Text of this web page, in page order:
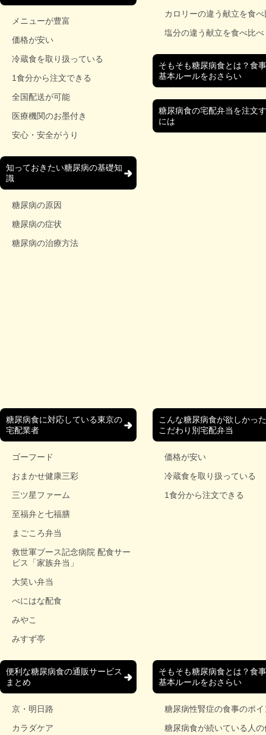
メニューが豊富
価格が安い
冷蔵食を取り扱っている
1食分から注文できる
全国配送が可能
医療機関のお墨付き
安心・安全がうり
知っておきたい糖尿病の基礎知
識
糖尿病の原因
糖尿病の症状
糖尿病の治療方法
カロリーの違う献立を食
塩分の違う献立を食べ比べ
そもそも糖尿病食とは？食
基本ルールをおさらい
糖尿病食の宅配弁当を注文
には
糖尿病食に対応している東京の
宅配業者
ゴーフード
おまかせ健康三彩
三ツ星ファーム
至福弁と七福膳
まごころ弁当
救世軍ブース記念病院 配食サー
ビス「家族弁当」
大笑い弁当
べにはな配食
みやこ
みすず亭
こんな糖尿病食が欲しかっ
こだわり別宅配弁当
価格が安い
冷蔵食を取り扱っている
1食分から注文できる
便利な糖尿病食の通販サービス
まとめ
京・明日路
カラダケア
そもそも糖尿病食とは？食
基本ルールをおさらい
糖尿病性腎症の食事のポ
糖尿病食が続いている人